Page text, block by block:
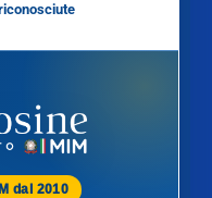
dal 2010